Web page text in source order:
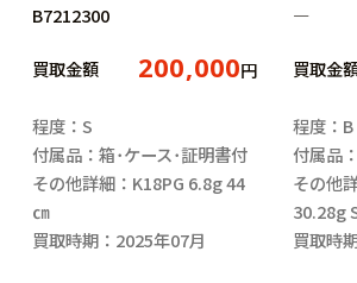
B7212300
買取金額 200,000円
程度：S
付属品：箱･ケース･証明書付
その他詳細：K18PG 6.8g 44
㎝
買取時期：2025年07月
―
買取金
程度：B
付属品
その他
30.28g
買取時